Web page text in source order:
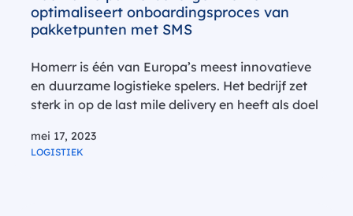
optimaliseert onboardingsproces van
pakketpunten met SMS
Homerr is één van Europa’s meest innovatieve
en duurzame logistieke spelers. Het bedrijf zet
sterk in op de last mile delivery en heeft als doel
maken. Homerr stelt particulieren aan om
mei 17, 2023
LOGISTIEK